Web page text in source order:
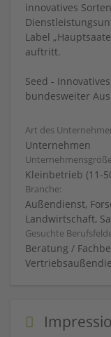
innovatives
Label
auftritt.
Seed -
bundesweiter
Art des
Unternehmen
Kleinbetrieb (11-
Branche:
Außendienst,
Landwirtschaft,
Gesuchte
Beratung /